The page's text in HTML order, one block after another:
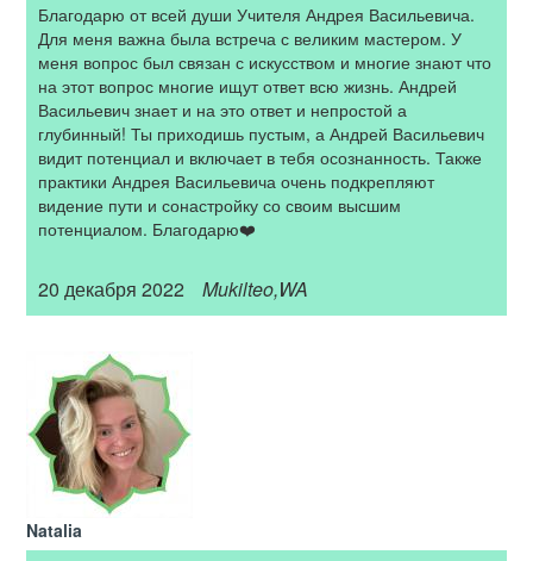
Благодарю от всей души Учителя Андрея Васильевича.
Для меня важна была встреча с великим мастером. У
меня вопрос был связан с искусством и многие знают что
на этот вопрос многие ищут ответ всю жизнь. Андрей
Васильевич знает и на это ответ и непростой а
глубинный! Ты приходишь пустым, а Андрей Васильевич
видит потенциал и включает в тебя осознанность. Также
практики Андрея Васильевича очень подкрепляют
видение пути и сонастройку со своим высшим
потенциалом. Благодарю❤️
20 декабря 2022 Mukilteo,WA
Natalia